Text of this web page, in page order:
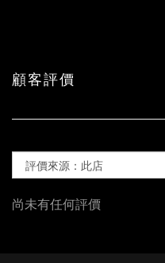
顧客評價
尚未有任何評價